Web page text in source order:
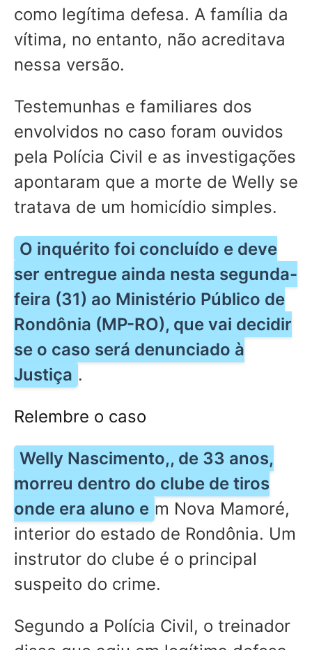
como legítima defesa. A família da
vítima, no entanto, não acreditava
nessa versão.
Testemunhas e familiares dos
envolvidos no caso foram ouvidos
pela Polícia Civil e as investigações
apontaram que a morte de Welly se
tratava de um homicídio simples.
O inquérito foi concluído e deve
ser entregue ainda nesta segunda-
feira (31) ao Ministério Público de
Rondônia (MP-RO), que vai decidir
se o caso será denunciado à
Justiça .
Relembre o caso
Welly Nascimento,, de 33 anos,
morreu dentro do clube de tiros
onde era aluno e m Nova Mamoré,
interior do estado de Rondônia. Um
instrutor do clube é o principal
suspeito do crime.
Segundo a Polícia Civil, o treinador